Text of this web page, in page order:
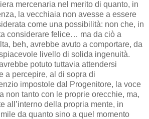
mercenaria nel merito di quanto, in
la vecchiaia non avesse a essere
come una possibilità: non che, in
considerare felice… ma da ciò a
beh, avrebbe avuto a comportare, da
livello di solida ingenuità.
potuto tuttavia attendersi
a percepire, al di sopra di
impostole dal Progenitore, la voce
non tanto con le proprie orecchie, ma,
all’interno della propria mente, in
da quanto sino a quel momento